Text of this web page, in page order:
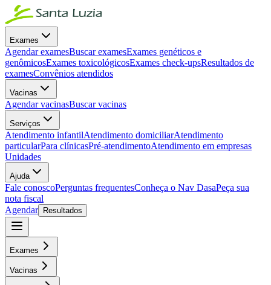
Exames
Agendar examesBuscar examesExames genéticos e
genômicosExames toxicológicosExames check-upsResultados de
examesConvênios atendidos
Vacinas
Agendar vacinasBuscar vacinas
Serviços
Atendimento infantilAtendimento domiciliarAtendimento
particularPara clínicasPré-atendimentoAtendimento em empresas
Unidades
Ajuda
Fale conoscoPerguntas frequentesConheça o Nav DasaPeça sua
nota fiscal
Agendar
Resultados
Exames
Vacinas